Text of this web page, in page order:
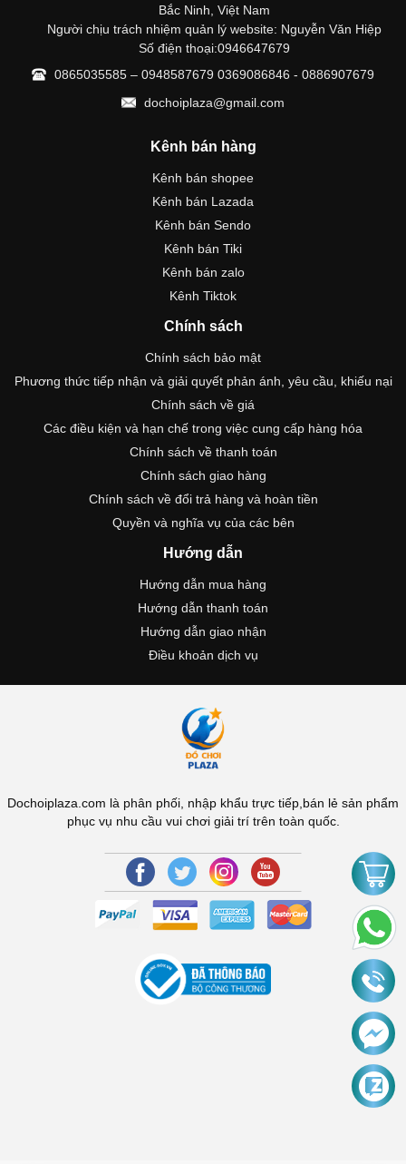
Bắc Ninh, Việt Nam
Người chịu trách nhiệm quản lý website: Nguyễn Văn Hiệp
Số điện thoại:0946647679
0865035585 – 0948587679 0369086846 - 0886907679
dochoiplaza@gmail.com
Kênh bán hàng
Kênh bán shopee
Kênh bán Lazada
Kênh bán Sendo
Kênh bán Tiki
Kênh bán zalo
Kênh Tiktok
Chính sách
Chính sách bảo mật
Phương thức tiếp nhận và giải quyết phản ánh, yêu cầu, khiếu nại
Chính sách về giá
Các điều kiện và hạn chế trong việc cung cấp hàng hóa
Chính sách về thanh toán
Chính sách giao hàng
Chính sách về đổi trả hàng và hoàn tiền
Quyền và nghĩa vụ của các bên
Hướng dẫn
Hướng dẫn mua hàng
Hướng dẫn thanh toán
Hướng dẫn giao nhận
Điều khoản dịch vụ
Dochoiplaza.com là phân phối, nhập khẩu trực tiếp,bán lẻ sản phẩm
phục vụ nhu cầu vui chơi giải trí trên toàn quốc.